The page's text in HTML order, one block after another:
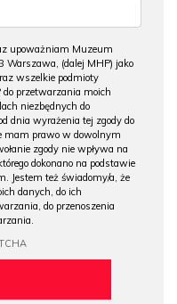
upoważniam Muzeum
(dalej MHP) jako
wszelkie podmioty
do przetwarzania moich
niezbędnych do
dnia wyrażenia tej zgody do
mam prawo w dowolnym
zgody nie wpływa na
dokonano na podstawie
Jestem też świadomy/a, że
danych, do ich
do przenoszenia